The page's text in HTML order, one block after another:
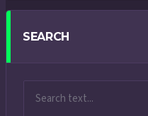
SEARCH